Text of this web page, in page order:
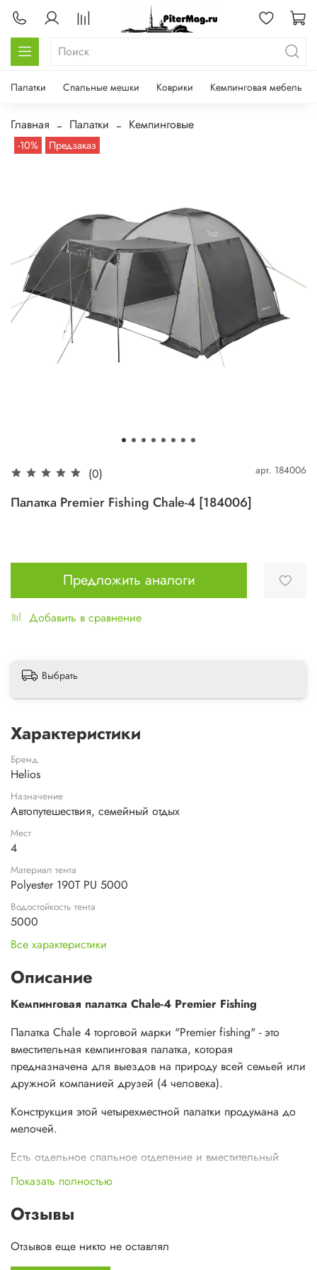
Палатки Спальные мешки Коврики Кемпинговая мебель
Главная Палатки Кемпинговые
-10% Предзаказ
(0) арт. 184006
Палатка Premier Fishing Chale-4 [184006]
Предложить аналоги
Добавить в сравнение
Выбрать
Характеристики
Бренд
Helios
Назначение
Автопутешествия, семейный отдых
Мест
4
Материал тента
Polyester 190T PU 5000
Водостойкость тента
5000
Все характеристики
Описание
Кемпинговая палатка Chale-4 Premier Fishing
Палатка Chale 4 торговой марки "Premier fishing" - это
вместительная кемпинговая палатка, которая
предназначена для выездов на природу всей семьей или
дружной компанией друзей (4 человека).
Конструкция этой четырехместной палатки продумана до
мелочей.
Есть отдельное спальное отделение и вместительный
тамбур-шатер, в котором можно стоять в полный рост
(высота - 190см).
Прочный каркас палатки выполнен из фибергласа
Палатка - двухслойная (внутренняя палатка и внешний
Показать полностью
Отзывы
Отзывов еще никто не оставлял